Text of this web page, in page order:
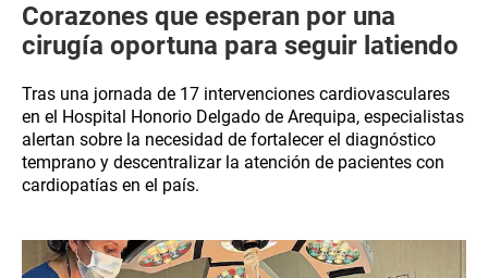
Corazones que esperan por una
cirugía oportuna para seguir latiendo
Tras una jornada de 17 intervenciones cardiovasculares
en el Hospital Honorio Delgado de Arequipa, especialistas
alertan sobre la necesidad de fortalecer el diagnóstico
temprano y descentralizar la atención de pacientes con
cardiopatías en el país.